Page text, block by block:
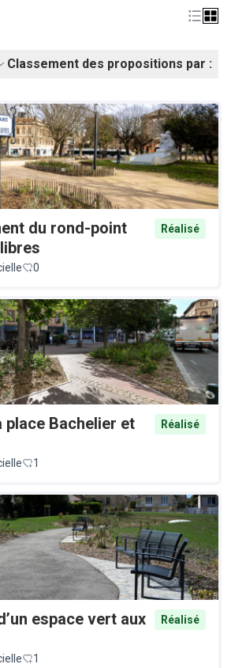
Classement des propositions par :
du rond-point
Réalisé
0
place Bachelier et
Réalisé
1
espace vert aux
Réalisé
1